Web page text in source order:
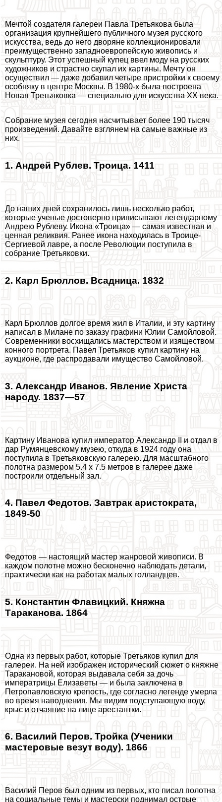
Мечтой создателя галереи Павла Третьякова была
организация крупнейшего публичного музея русского
искусства, ведь до него дворяне коллекционировали
преимущественно западноевропейскую живопись и
скульптуру. Этот успешный купец ввел моду на русских
художников и страстно скупал их картины. Мечту он
осуществил — даже добавил четыре пристройки к своему
особняку в центре Москвы. В 1980-х была построена
Новая Третьяковка — специально для искусства XX века.
Собрание музея сегодня насчитывает более 190 тысяч
произведений. Давайте взглянем на самые важные из
них.
1. Андрей Рублев. Троица. 1411
До наших дней сохранилось лишь несколько работ,
которые ученые достоверно приписывают легендарному
Андрею Рублеву. Икона «Троица» — самая известная и
ценная реликвия. Ранее икона находилась в Троице-
Сергиевой лавре, а после Революции поступила в
собрание Третьяковки.
2. Карл Брюллов. Всадница. 1832
Карл Брюллов долгое время жил в Италии, и эту картину
написал в Милане по заказу графини Юлии Самойловой.
Современники восхищались мастерством и изяществом
конного портрета. Павел Третьяков купил картину на
аукционе, где распродавали имущество Самойловой.
3. Александр Иванов. Явление Христа
народу. 1837—57
Картину Иванова купил император Александр II и отдал в
дар Румянцевскому музею, откуда в 1924 году она
поступила в Третьяковскую галерею. Для масштабного
полотна размером 5.4 x 7.5 метров в галерее даже
построили отдельный зал.
4. Павел Федотов. Завтpaк аристократа,
1849-50
Федотов — настоящий мастер жанровой живописи. В
каждом полотне можно бесконечно наблюдать детали,
пpaктически как на работах малых голландцев.
5. Константин Флавицкий. Княжна
Таpaканова. 1864
Одна из первых работ, которые Третьяков купил для
галереи. На ней изображен исторический сюжет о княжне
Таpaкановой, которая выдавала себя за дочь
императрицы Елизаветы — и была заключена в
Петропавловскую крепость, где согласно легенде умерла
во время наводнения. Мы видим подступающую воду,
крыс и отчаяние на лице арестантки.
6. Василий Перов. Тройка (Ученики
мастеровые везут воду). 1866
Василий Перов был одним из первых, кто писал полотна
на социальные темы и мастерски поднимал острые